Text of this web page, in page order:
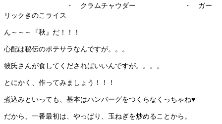
・ クラムチャウダー ・ ガー
リックきのこライス
ん～～～『秋』だ！！！
心配は秘伝のポテサラなんですが。。。
彼氏さんが食してくださればいいんですが。。。。
とにかく、作ってみましょう！！！
煮込みといっても、基本はハンバーグをつくらなくっちゃね♥
だから、一番最初は、やっぱり、玉ねぎを炒めることから。